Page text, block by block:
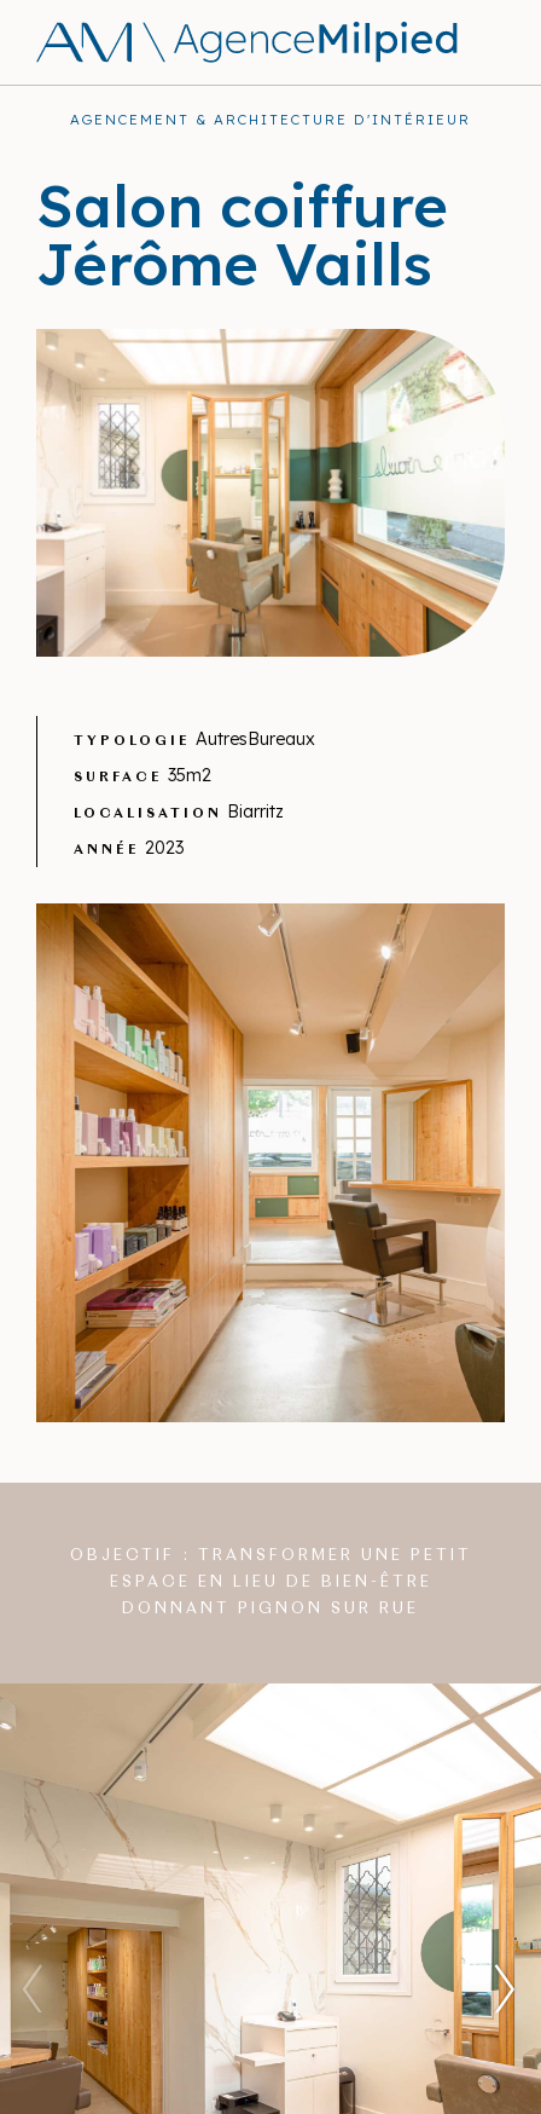
AGENCEMENT & ARCHITECTURE D'INTÉRIEUR
Salon coiffure
Jérôme Vaills
TYPOLOGIE AutresBureaux
SURFACE 35m2
LOCALISATION Biarritz
ANNÉE 2023
OBJECTIF : TRANSFORMER UNE PETIT
ESPACE EN LIEU DE BIEN-ÊTRE
DONNANT PIGNON SUR RUE